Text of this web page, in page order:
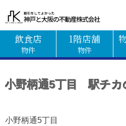
飲食店
物件
1階店舗
物件
小野柄通5丁目 駅チカ
小野柄通5丁目